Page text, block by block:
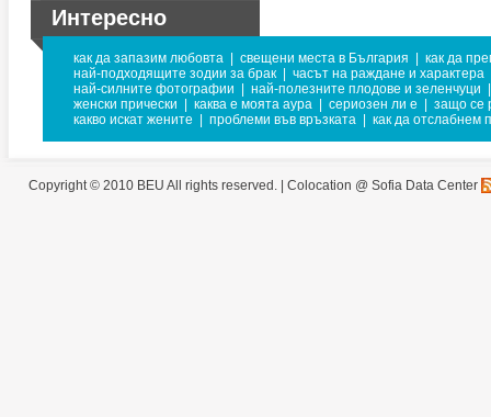
Интересно
как да запазим любовта свещени места в България
как да
най-подходящите зодии за брак
часът на раждане и характера
най-силните фотографии
най-полезните плодове и зеленчуци
женски прически
каква е моята аура сериозен ли е
защо се
какво искат жените
проблеми във връзката как да отслабнем
Copyright © 2010 BEU All rights reserved. | Colocation @ Sofia Data Center